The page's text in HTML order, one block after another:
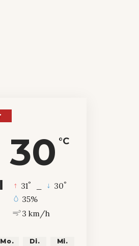
30 °C
31° 30°
35%
3 km/h
Mo. Di. Mi.